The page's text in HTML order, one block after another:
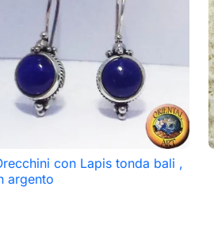
 Anteprima
con Lapis tonda bali ,
argento